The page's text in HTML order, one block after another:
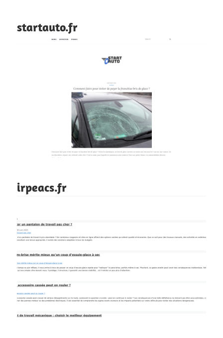
startauto.fr
irpeacs.fr